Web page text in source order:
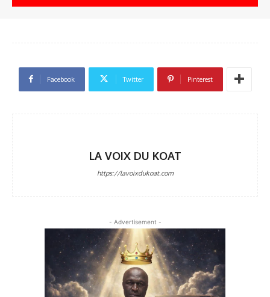
Facebook Twitter Pinterest
LA VOIX DU KOAT
https://lavoixdukoat.com
- Advertisement -